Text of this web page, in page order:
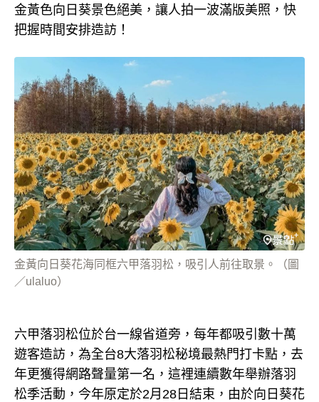
金黃色向日葵景色絕美，讓人拍一波滿版美照，快
把握時間安排造訪！
金黃向日葵花海同框六甲落羽松，吸引人前往取景。（圖
／ulaluo）
六甲落羽松位於台一線省道旁，每年都吸引數十萬
遊客造訪，為全台8大落羽松秘境最熱門打卡點，去
年更獲得網路聲量第一名，這裡連續數年舉辦落羽
松季活動，今年原定於2月28日結束，由於向日葵花